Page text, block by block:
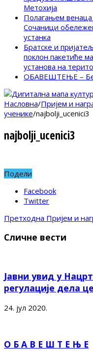
Метохија
Полагањем венаца
Сочаници
устанка
Братске и
поклон пакетиће
установа на
ОБАВЕШТЕЊЕ –
Насловна/Пријем и
ученике/najbolji_ucenici3
najbolji_ucenici3
Подели
Facebook
Twitter
Претходна Пријем и
Сличне вести
Јавни увид у
регулације дела
24. јул 2020.
О Б А В Е Ш Т Е Њ Е